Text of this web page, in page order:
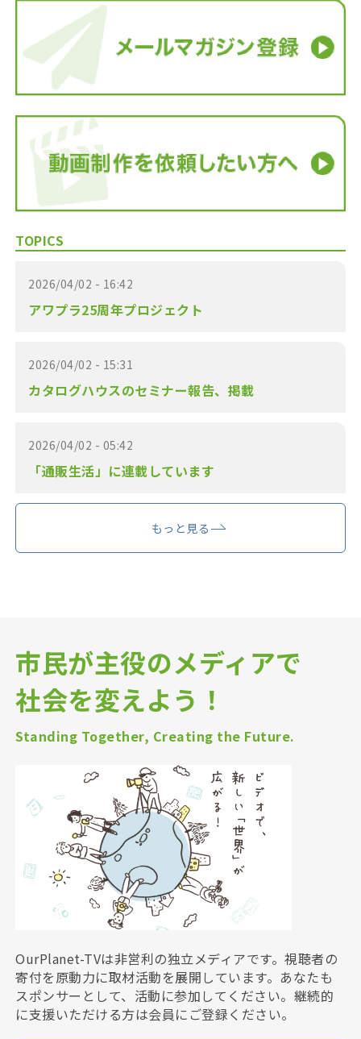
TOPICS
2026/04/02 - 16:42
アワプラ25周年プロジェクト
2026/04/02 - 15:31
カタログハウスのセミナー報告、掲載
2026/04/02 - 05:42
「通販生活」に連載しています
もっと見る
市民が主役のメディアで
社会を変えよう！
Standing Together, Creating the Future.
OurPlanet-TVは非営利の独立メディアです。視聴者の
寄付を原動力に取材活動を展開しています。あなたも
スポンサーとして、活動に参加してください。継続的
に支援いただける方は会員にご登録ください。